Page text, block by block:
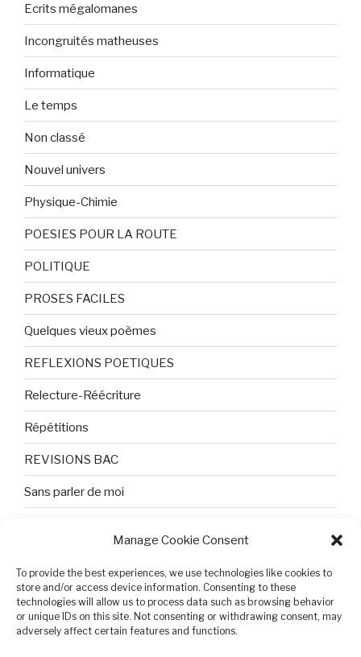
Manage Cookie Consent
To provide the best experiences, we use technologies like cookies to
store and/or access device information. Consenting to these
technologies will allow us to process data such as browsing behavior
or unique IDs on this site. Not consenting or withdrawing consent, may
adversely affect certain features and functions.
Ecrits mégalomanes
Incongruités matheuses
Informatique
Le temps
Non classé
Nouvel univers
Physique-Chimie
POESIES POUR LA ROUTE
POLITIQUE
PROSES FACILES
Quelques vieux poèmes
REFLEXIONS POETIQUES
Relecture-Réécriture
Répétitions
REVISIONS BAC
Sans parler de moi
Tristesse et attente
Variable complexe